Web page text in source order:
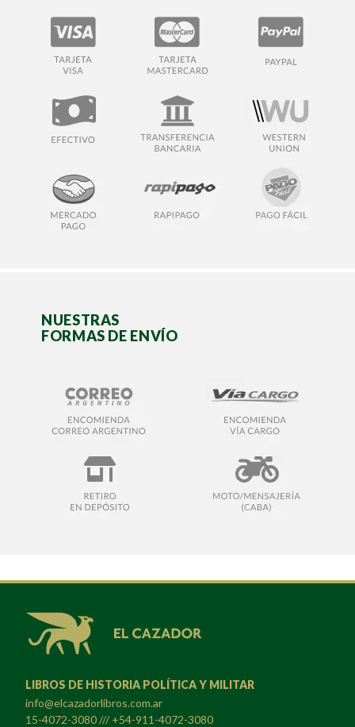
NUESTRAS
FORMAS DE ENVÍO
LIBROS DE HISTORIA POLÍTICA Y MILITAR
info@elcazadorlibros.com.ar
15-4072-3080 /// +54-911-4072-3080